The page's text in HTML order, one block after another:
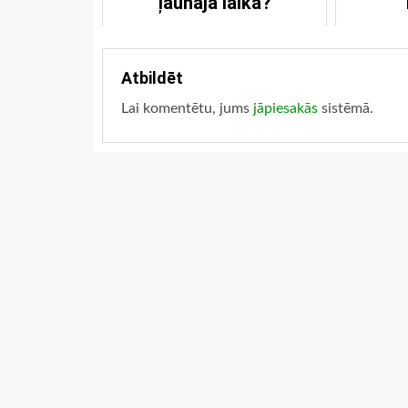
Atbildēt
Lai komentētu, jums jāpiesakās sistēmā.